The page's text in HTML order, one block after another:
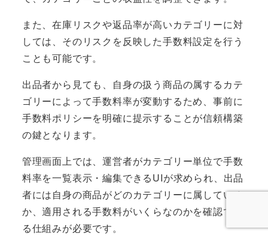
また、在庫リスクや返品率が高いカテゴリーに対
しては、そのリスクを反映した手数料設定を行う
ことも可能です。
出品者から見ても、自身の扱う商品の属するカテ
ゴリーによって手数料率が変動するため、事前に
手数料ポリシーを明確に提示することが信頼構築
の鍵となります。
管理画面上では、運営者がカテゴリー単位で手数
料率を一覧表示・編集できるUIが求められ、出品
者には自身の商品がどのカテゴリーに属している
か、適用される手数料がいくらなのかを確認でき
る仕組みが必要です。